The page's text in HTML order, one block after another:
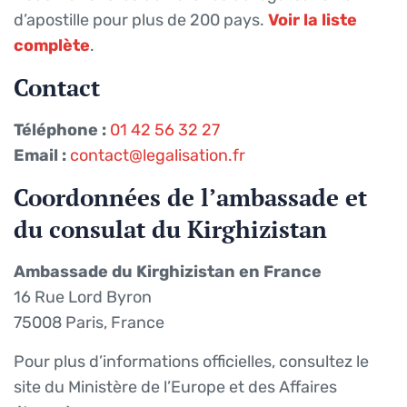
d’apostille pour plus de 200 pays. Voir la liste
complète.
Contact
Téléphone : 01 42 56 32 27
Email : contact@legalisation.fr
Coordonnées de l’ambassade et
du consulat du Kirghizistan
Ambassade du Kirghizistan en France
16 Rue Lord Byron
75008 Paris, France
Pour plus d’informations officielles, consultez le
site du Ministère de l’Europe et des Affaires